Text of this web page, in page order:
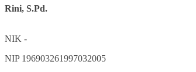
Rini, S.Pd.
NIK -
NIP 196903261997032005